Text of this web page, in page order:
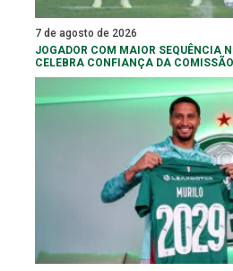
7 de agosto de 2026
JOGADOR COM MAIOR SEQUÊNCIA
CELEBRA CONFIANÇA DA COMISSÃO